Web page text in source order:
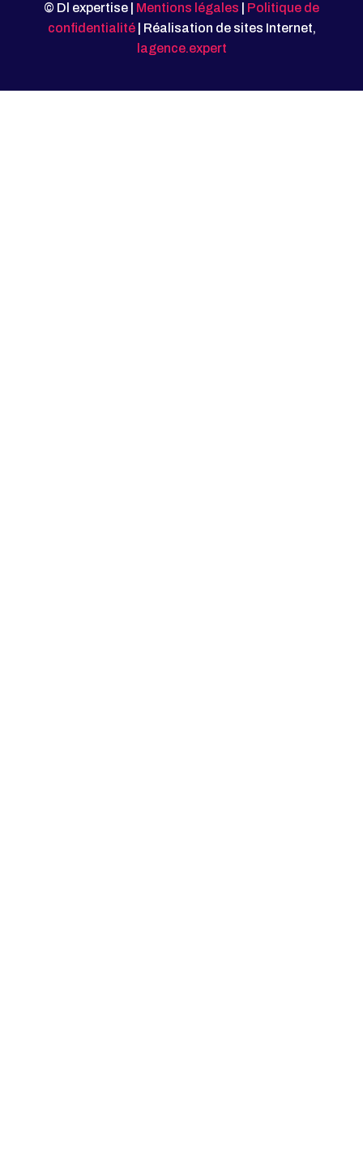
© Dl expertise | Mentions légales
Politique de
confidentialité| Réalisation de sites Internet,
lagence.expert